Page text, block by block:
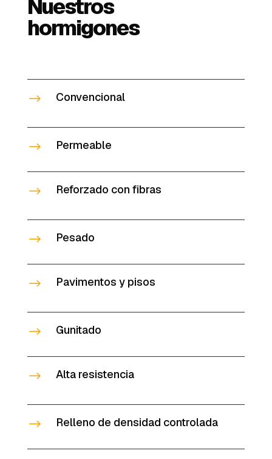
Nuestros
hormigones
$ Convencional
$ Permeable
$ Reforzado con fibras
$ Pesado
$ Pavimentos y pisos
$ Gunitado
$ Alta resistencia
$ Relleno de densidad controlada